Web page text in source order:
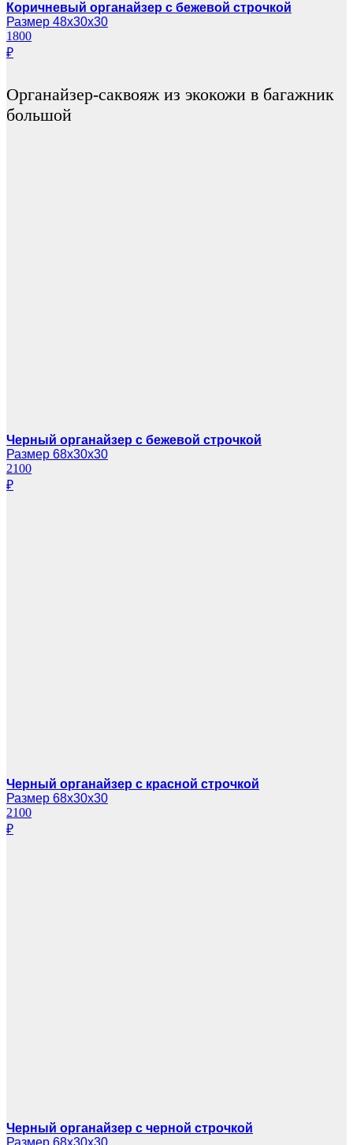
Коричневый органайзер с бежевой строчкой
Размер 48х30х30
1800
₽
Органайзер-саквояж из экокожи в багажник
большой
Черный органайзер с бежевой строчкой
Размер 68х30х30
2100
₽
Черный органайзер с красной строчкой
Размер 68х30х30
2100
₽
Черный органайзер с черной строчкой